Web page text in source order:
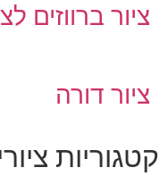
ציור ברווזים
ציור דורה
קטגוריות